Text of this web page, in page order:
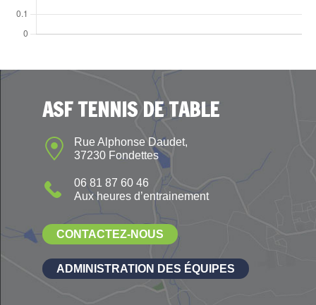
ASF TENNIS DE TABLE
Rue Alphonse Daudet,
37230 Fondettes
06 81 87 60 46
Aux heures d’entrainement
CONTACTEZ-NOUS
ADMINISTRATION DES ÉQUIPES